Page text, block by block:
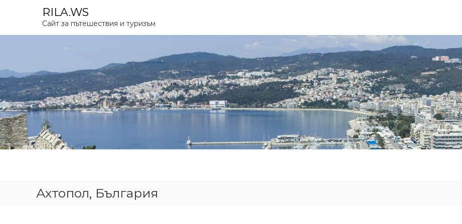
p
c
o
n
t
e
n
t
RILA.WS
Сайт за пътешествия и туризъм
Ахтопол, България